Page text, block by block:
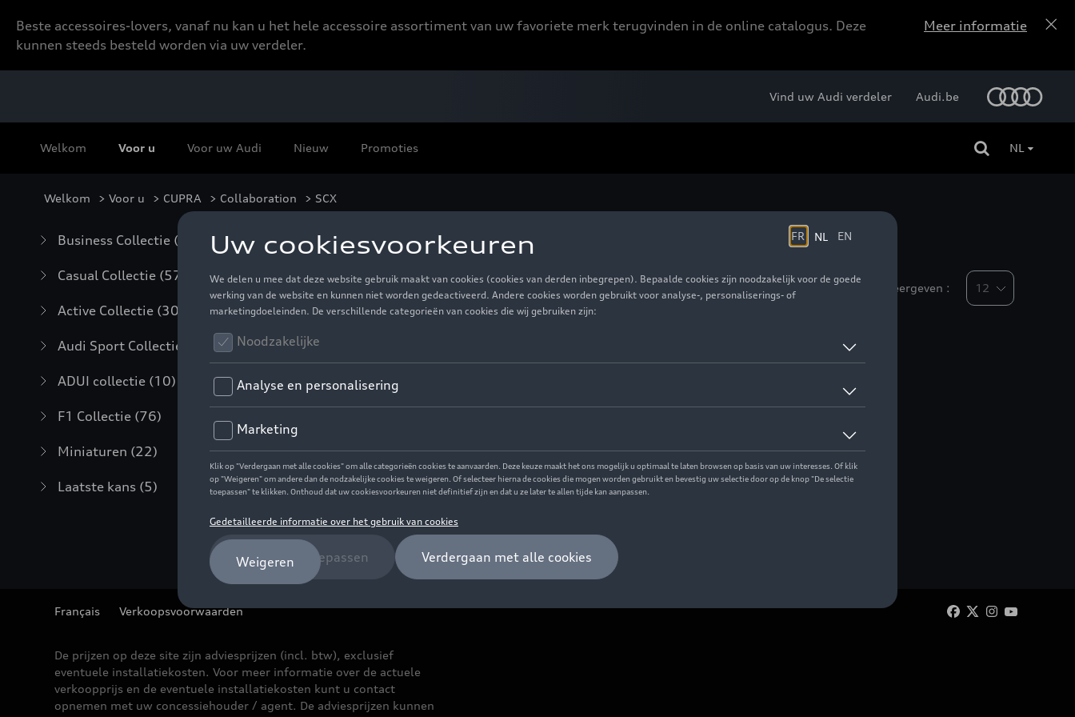
Beste accessoires-lovers, vanaf nu kan u het hele accessoire assortiment van uw favoriete merk terugvinden in de online catalogus. Deze
kunnen steeds besteld worden via uw verdeler.
Meer informatie
Welkom Voor u Voor uw Audi Nieuw Promoties
Vind uw Audi verdeler Audi.be
NL
Welkom > Voor u > CUPRA > Collaboration > SCX
Business Collectie (59)
Casual Collectie (57)
Active Collectie (30)
Audi Sport Collectie
ADUI collectie (10)
F1 Collectie (76)
Miniaturen (22)
Laatste kans (5)
SCX
Weergeven :
Français Verkoopsvoorwaarden
De prijzen op deze site zijn adviesprijzen (incl. btw), exclusief
eventuele installatiekosten. Voor meer informatie over de actuele
verkoopprijs en de eventuele installatiekosten kunt u contact
opnemen met uw concessiehouder / agent. De adviesprijzen kunnen